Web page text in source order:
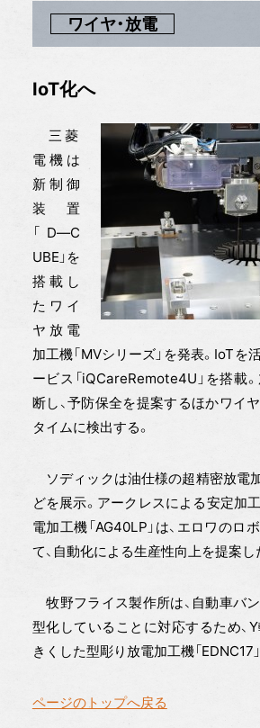
ワイヤ・放電
IoT化へ
三菱
電機は
新制御
装置
「D―C
UBE」を
搭載し
たワイ
ヤ放電
加工機「MVシリーズ」を発表。IoTを
ービス「iQCareRemote4U」を搭載
断し、予防保全を提案するほかワイ
タイムに検出する。
ソディックは油仕様の超精密放電
どを展示。アークレスによる安定加
電加工機「AG40LP」は、エロワのロ
て、自動化による生産性向上を提案し
牧野フライス製作所は、自動車バ
型化していることに対応するため、
きくした型彫り放電加工機「EDNC17
ページのトップへ戻る